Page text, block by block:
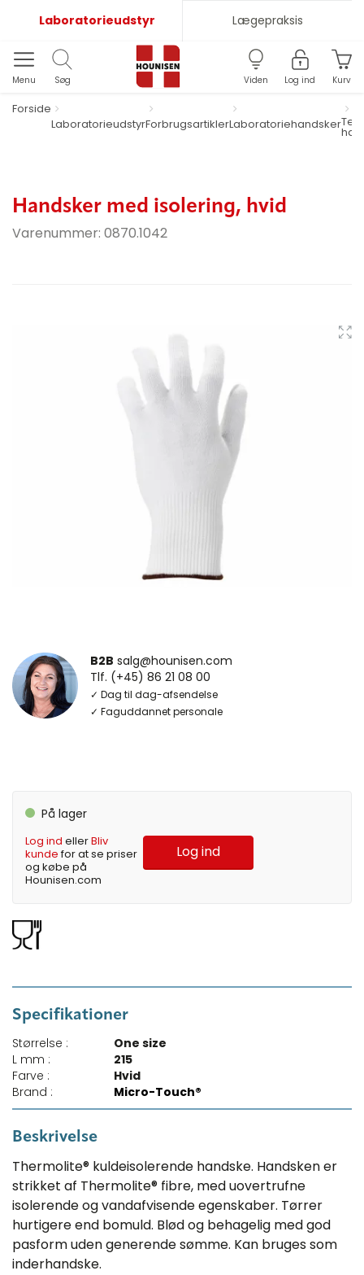
Laboratorieudstyr Lægepraksis
Menu Søg Viden Log ind Kurv
Forside
LaboratorieudstyrForbrugsartiklerLaboratoriehandsker
Handsker med isolering, hvid
Varenummer: 0870.1042
B2B salg@hounisen.com
Tlf. (+45) 86 21 08 00
✓ Dag til dag-afsendelse
✓ Faguddannet personale
På lager
Log ind ellerBliv
kundefor at se priser
og købe på
Hounisen.com
Log ind
Specifikationer
Størrelse :
One size
L mm :
215
Farve :
Hvid
Brand :
Micro-Touch®
Beskrivelse
Thermolite® kuldeisolerende handske. Handsken er
strikket af Thermolite® fibre, med uovertrufne
isolerende og vandafvisende egenskaber. Tørrer
hurtigere end bomuld. Blød og behagelig med god
pasform uden generende sømme. Kan bruges som
inderhandske.